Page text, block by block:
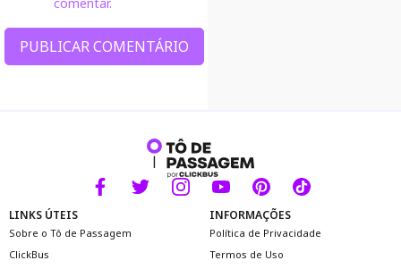
LINKS ÚTEIS
Sobre o Tô de Passagem
ClickBus
INFORMAÇÕES
Política de Privacidade
Termos de Uso